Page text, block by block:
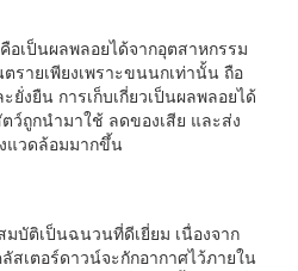
อเป็นผลพลอยได้จากอุตสาหกรรม
รายเพียงเพราะขนนกเท่านั้น ถือ
ยั่งยืน การเก็บเกี่ยวเป็นผลพลอยได้
ว์ถูกนำมาใช้ ลดของเสีย และส่ง
แวดล้อมมากขึ้น
บัติเป็นฉนวนที่ดีเยี่ยม เนื่องจาก
สเตอร์ดาวน์จะกักอากาศไว้ภายใน